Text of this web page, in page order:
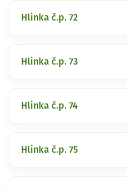
Hlinka č.p. 72
Hlinka č.p. 73
Hlinka č.p. 74
Hlinka č.p. 75